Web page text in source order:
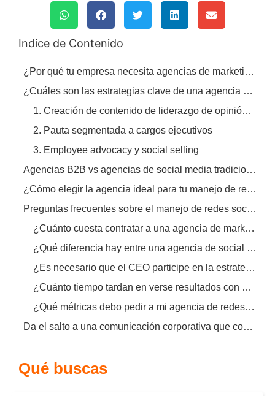
Indice de Contenido
¿Por qué tu empresa necesita agencias de marketing especializadas en redes sociales B2B?
¿Cuáles son las estrategias clave de una agencia de social media B2B?
1. Creación de contenido de liderazgo de opinión (Thought Leadership)
2. Pauta segmentada a cargos ejecutivos
3. Employee advocacy y social selling
Agencias B2B vs agencias de social media tradicionales: ¿en qué se diferencian?
¿Cómo elegir la agencia ideal para tu manejo de redes sociales B2B?
Preguntas frecuentes sobre el manejo de redes sociales B2B
¿Cuánto cuesta contratar a una agencia de marketing especializada en LinkedIn B2B?
¿Qué diferencia hay entre una agencia de social media generalista y una B2B?
¿Es necesario que el CEO participe en la estrategia de redes sociales B2B?
¿Cuánto tiempo tardan en verse resultados con LinkedIn para B2B?
¿Qué métricas debo pedir a mi agencia de redes sociales B2B?
Da el salto a una comunicación corporativa que convierta
Qué buscas